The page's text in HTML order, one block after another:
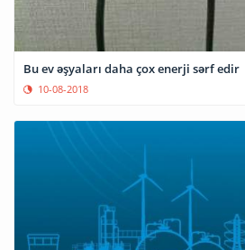
Bu ev əşyaları daha çox enerji sərf edir
10-08-2018